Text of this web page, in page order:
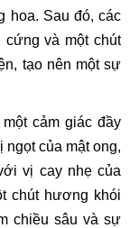
hoa. Sau đó, các
và một chút
tạo nên một sự
cảm giác đầy
ngọt của mật ong,
vị cay nhẹ của
chút hương khói
chiều sâu và sự